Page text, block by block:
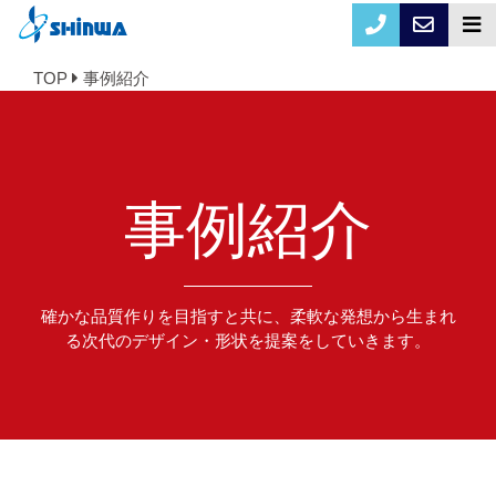
TOP 事例紹介
事例紹介
確かな品質作りを目指すと共に、柔軟な発想から生まれ
る次代のデザイン・形状を提案をしていきます。